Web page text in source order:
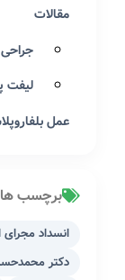
مقالات
لیفت
عمل
برچسب ها
انسداد
دکتر